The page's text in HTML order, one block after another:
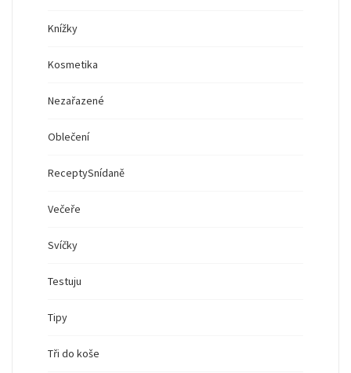
Knížky
Kosmetika
Nezařazené
Oblečení
ReceptySnídaně
Večeře
Svíčky
Testuju
Tipy
Tři do koše